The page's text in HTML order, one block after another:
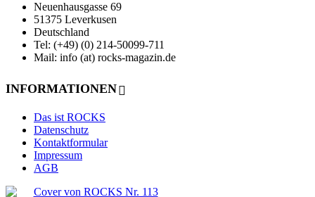
Neuenhausgasse 69
51375 Leverkusen
Deutschland
Tel: (+49) (0) 214-50099-711
Mail: info (at) rocks-magazin.de
INFORMATIONEN
Das ist ROCKS
Datenschutz
Kontaktformular
Impressum
AGB